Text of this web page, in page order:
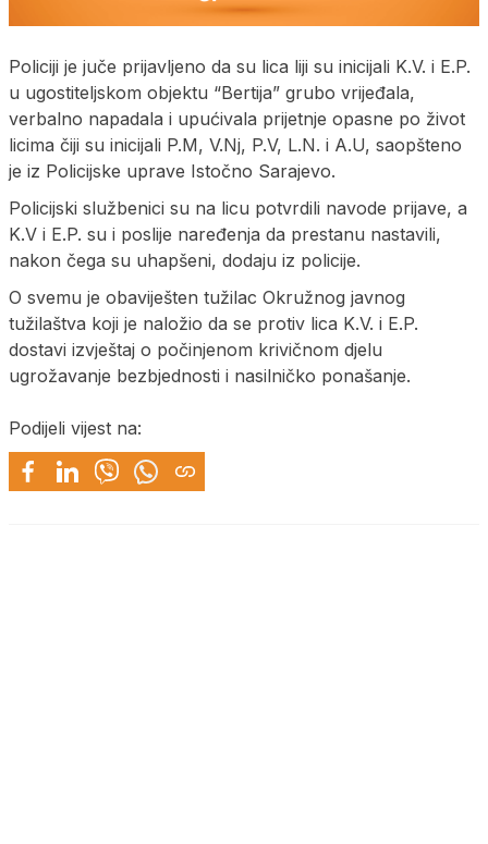
Policiji je juče prijavljeno da su lica liji su inicijali K.V. i E.P.
u ugostiteljskom objektu “Bertija” grubo vrijeđala,
verbalno napadala i upućivala prijetnje opasne po život
licima čiji su inicijali P.M, V.Nj, P.V, L.N. i A.U, saopšteno
je iz Policijske uprave Istočno Sarajevo.
Policijski službenici su na licu potvrdili navode prijave, a
K.V i E.P. su i poslije naređenja da prestanu nastavili,
nakon čega su uhapšeni, dodaju iz policije.
O svemu je obaviješten tužilac Okružnog javnog
tužilaštva koji je naložio da se protiv lica K.V. i E.P.
dostavi izvještaj o počinjenom krivičnom djelu
ugrožavanje bezbjednosti i nasilničko ponašanje.
Podijeli vijest na: